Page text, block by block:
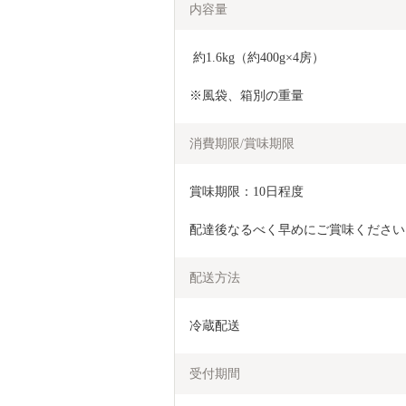
内容量
約1.6kg（約400g×4房）
※風袋、箱別の重量
消費期限/賞味期限
賞味期限：10日程度
配達後なるべく早めにご賞味くださ
配送方法
冷蔵配送
受付期間